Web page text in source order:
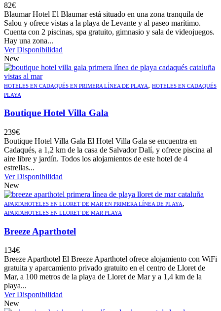
82€
Blaumar Hotel El Blaumar está situado en una zona tranquila de
Salou y ofrece vistas a la playa de Levante y al paseo marítimo.
Cuenta con 2 piscinas, spa gratuito, gimnasio y sala de videojuegos.
Hay una zona...
Ver Disponibilidad
New
HOTELES EN CADAQUÉS EN PRIMERA LÍNEA DE PLAYA, HOTELES EN CADAQUÉS
PLAYA
Boutique Hotel Villa Gala
239€
Boutique Hotel Villa Gala El Hotel Villa Gala se encuentra en
Cadaqués, a 1,2 km de la casa de Salvador Dalí, y ofrece piscina al
aire libre y jardín. Todos los alojamientos de este hotel de 4
estrellas...
Ver Disponibilidad
New
APARTAHOTELES EN LLORET DE MAR EN PRIMERA LÍNEA DE PLAYA,
APARTAHOTELES EN LLORET DE MAR PLAYA
Breeze Aparthotel
134€
Breeze Aparthotel El Breeze Aparthotel ofrece alojamiento con WiFi
gratuita y aparcamiento privado gratuito en el centro de Lloret de
Mar, a 100 metros de la playa de Lloret de Mar y a 1,4 km de la
playa...
Ver Disponibilidad
New